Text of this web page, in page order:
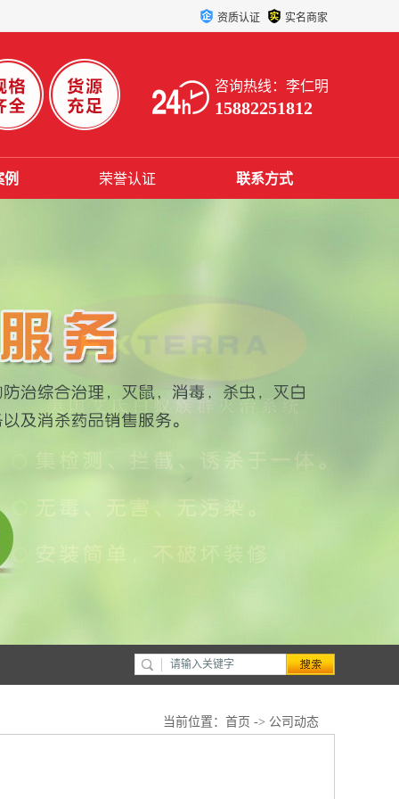
资质认证 实名商家
咨询热线：李仁明
15882251812
荣誉认证 联系方式
当前位置： 首页 -> 公司动态